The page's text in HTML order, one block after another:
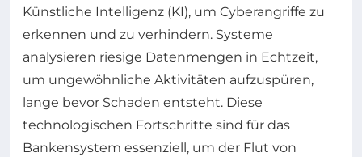
Künstliche Intelligenz (KI), um Cyberangriffe zu
erkennen und zu verhindern. Systeme
analysieren riesige Datenmengen in Echtzeit,
um ungewöhnliche Aktivitäten aufzuspüren,
lange bevor Schaden entsteht. Diese
technologischen Fortschritte sind für das
Bankensystem essenziell, um der Flut von